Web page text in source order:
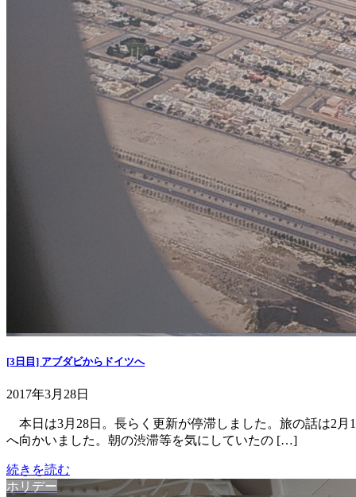
[3日目] アブダビからドイツへ
2017年3月28日
本日は3月28日。長らく更新が停滞しました。旅の話は2
へ向かいました。朝の渋滞等を気にしていたの […]
続きを読む
ホリデー